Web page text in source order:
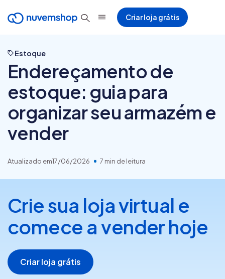
Criar loja grátis
Estoque
Endereçamento de
estoque: guia para
organizar seu armazém e
vender
Atualizado em17/06/2026 7 min de leitura
Crie sua loja virtual e
comece a vender hoje
Criar loja grátis